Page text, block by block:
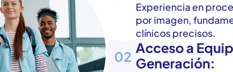
Experiencia en
por imagen,
clínicos precisos.
02
Acceso a
Generación: